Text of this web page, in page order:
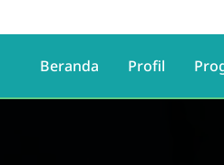
Beranda Profil